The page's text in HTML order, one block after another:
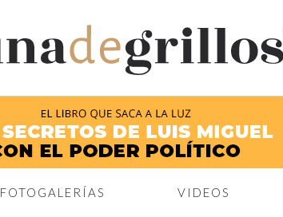
FOTOGALERÍAS VIDEOS